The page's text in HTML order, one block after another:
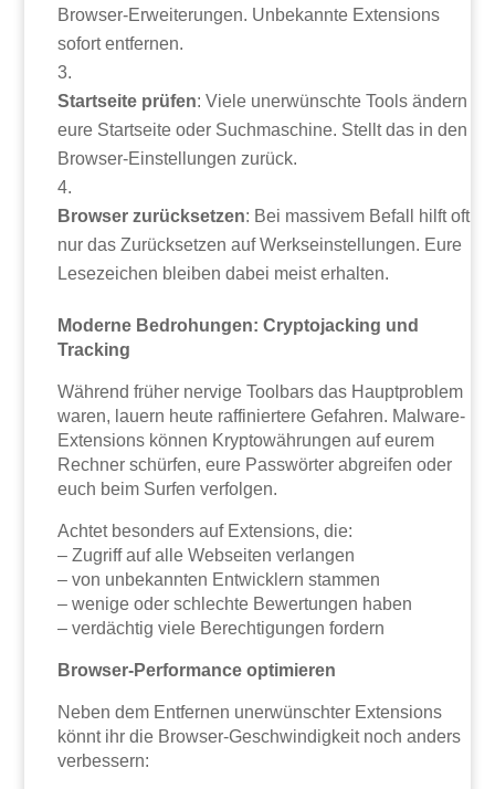
Browser-Erweiterungen. Unbekannte Extensions
sofort entfernen.
Startseite prüfen: Viele unerwünschte Tools ändern
eure Startseite oder Suchmaschine. Stellt das in den
Browser-Einstellungen zurück.
Browser zurücksetzen: Bei massivem Befall hilft oft
nur das Zurücksetzen auf Werkseinstellungen. Eure
Lesezeichen bleiben dabei meist erhalten.
Moderne Bedrohungen: Cryptojacking und
Tracking
Während früher nervige Toolbars das Hauptproblem
waren, lauern heute raffiniertere Gefahren. Malware-
Extensions können Kryptowährungen auf eurem
Rechner schürfen, eure Passwörter abgreifen oder
euch beim Surfen verfolgen.
Achtet besonders auf Extensions, die:
– Zugriff auf alle Webseiten verlangen
– von unbekannten Entwicklern stammen
– wenige oder schlechte Bewertungen haben
– verdächtig viele Berechtigungen fordern
Browser-Performance optimieren
Neben dem Entfernen unerwünschter Extensions
könnt ihr die Browser-Geschwindigkeit noch anders
verbessern: